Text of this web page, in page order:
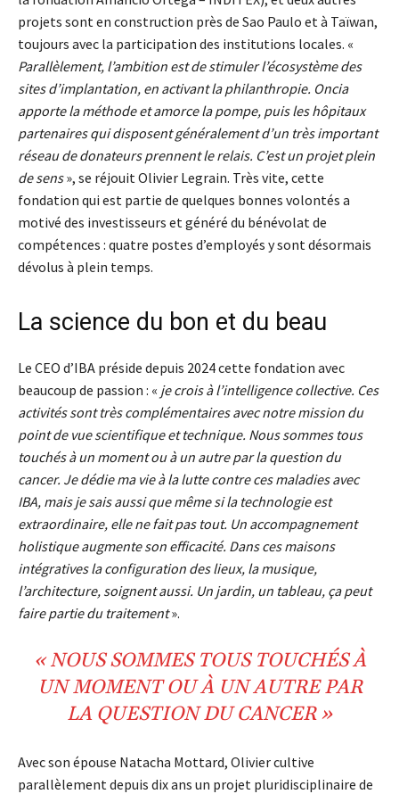
projets sont en construction près de Sao Paulo et à Taïwan,
toujours avec la participation des institutions locales. «
Parallèlement, l’ambition est de stimuler l’écosystème des
sites d’implantation, en activant la philanthropie. Oncia
apporte la méthode et amorce la pompe, puis les hôpitaux
partenaires qui disposent généralement d’un très important
réseau de donateurs prennent le relais. C’est un projet plein
de sens», se réjouit Olivier Legrain. Très vite, cette
fondation qui est partie de quelques bonnes volontés a
motivé des investisseurs et généré du bénévolat de
compétences : quatre postes d’employés y sont désormais
dévolus à plein temps.
La science du bon et du beau
Le CEO d’IBA préside depuis 2024 cette fondation avec
beaucoup de passion : « je crois à l’intelligence collective. Ces
activités sont très complémentaires avec notre mission du
point de vue scientifique et technique. Nous sommes tous
touchés à un moment ou à un autre par la question du
cancer. Je dédie ma vie à la lutte contre ces maladies avec
IBA, mais je sais aussi que même si la technologie est
extraordinaire, elle ne fait pas tout. Un accompagnement
holistique augmente son efficacité. Dans ces maisons
intégratives la configuration des lieux, la musique,
l’architecture, soignent aussi. Un jardin, un tableau, ça peut
faire partie du traitement».
« NOUS SOMMESTOUSTOUCHÉS À
UN MOMENT OU À UN AUTRE PAR
LA QUESTION DUCANCER»
Avec son épouse Natacha Mottard, Olivier cultive
parallèlement depuis dix ans un projet pluridisciplinaire de